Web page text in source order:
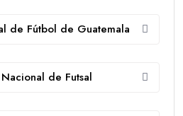
de Fútbol de Guatemala
de Futsal